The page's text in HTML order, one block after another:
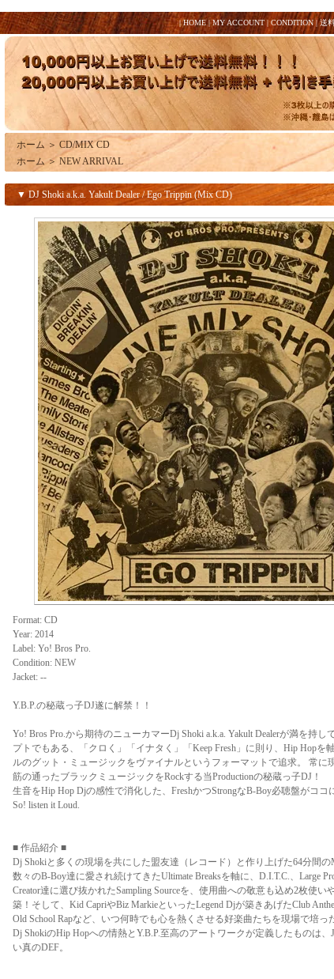
|HOME|MY ACCOUNT |CONDITION |送
ホーム ＞ CD/MIX CD
ホーム ＞ NEW ARRIVAL
▼ DJ Shoki a.k.a. Yakult Dealer / Ego Trippin (Mix CD)
Format: CD
Year: 2014
Label: Yo! Bros Pro.
Condition: NEW
Jacket: --
Y.B.P.の秘蔵っ子DJ遂に解禁！！
Yo! Bros Pro.から期待のニューカマーDj Shoki a.k.a. Yakult Dealerが満を持し
プトでもある、「クロく」「イナタく」「Keep Fresh」に則り、Hip Hopを
ルのグット・ミュージックをヴァイナルというフォーマットで追求。 常に
筋の通ったブラックミュージックをRockする当Productionの秘蔵っ子DJ！
生音をHip Hop Djの感性で消化した、FreshかつStrongなB-Boy必聴盤がココ
So! listen it Loud.
■ 作品紹介 ■
Dj Shokiと多くの現場を共にした盟友達（レコード）と作り上げた64分間
数々のB-Boy達に愛され続けてきたUltimate Breaksを軸に、D.I.T.C.、Large
Creator達に選び抜かれたSampling Sourceを、使用曲への敬意も込め2枚使
築！そして、Kid CapriやBiz MarkieといったLegend Djが築きあげたClub
Old School Rapなど、いつ何時でも心を熱くさせる好楽曲たちを現場で培っ
Dj ShokiのHip Hopへの情熱とY.B.P.至高のアートワークが定義したものは、
い真のDEF。